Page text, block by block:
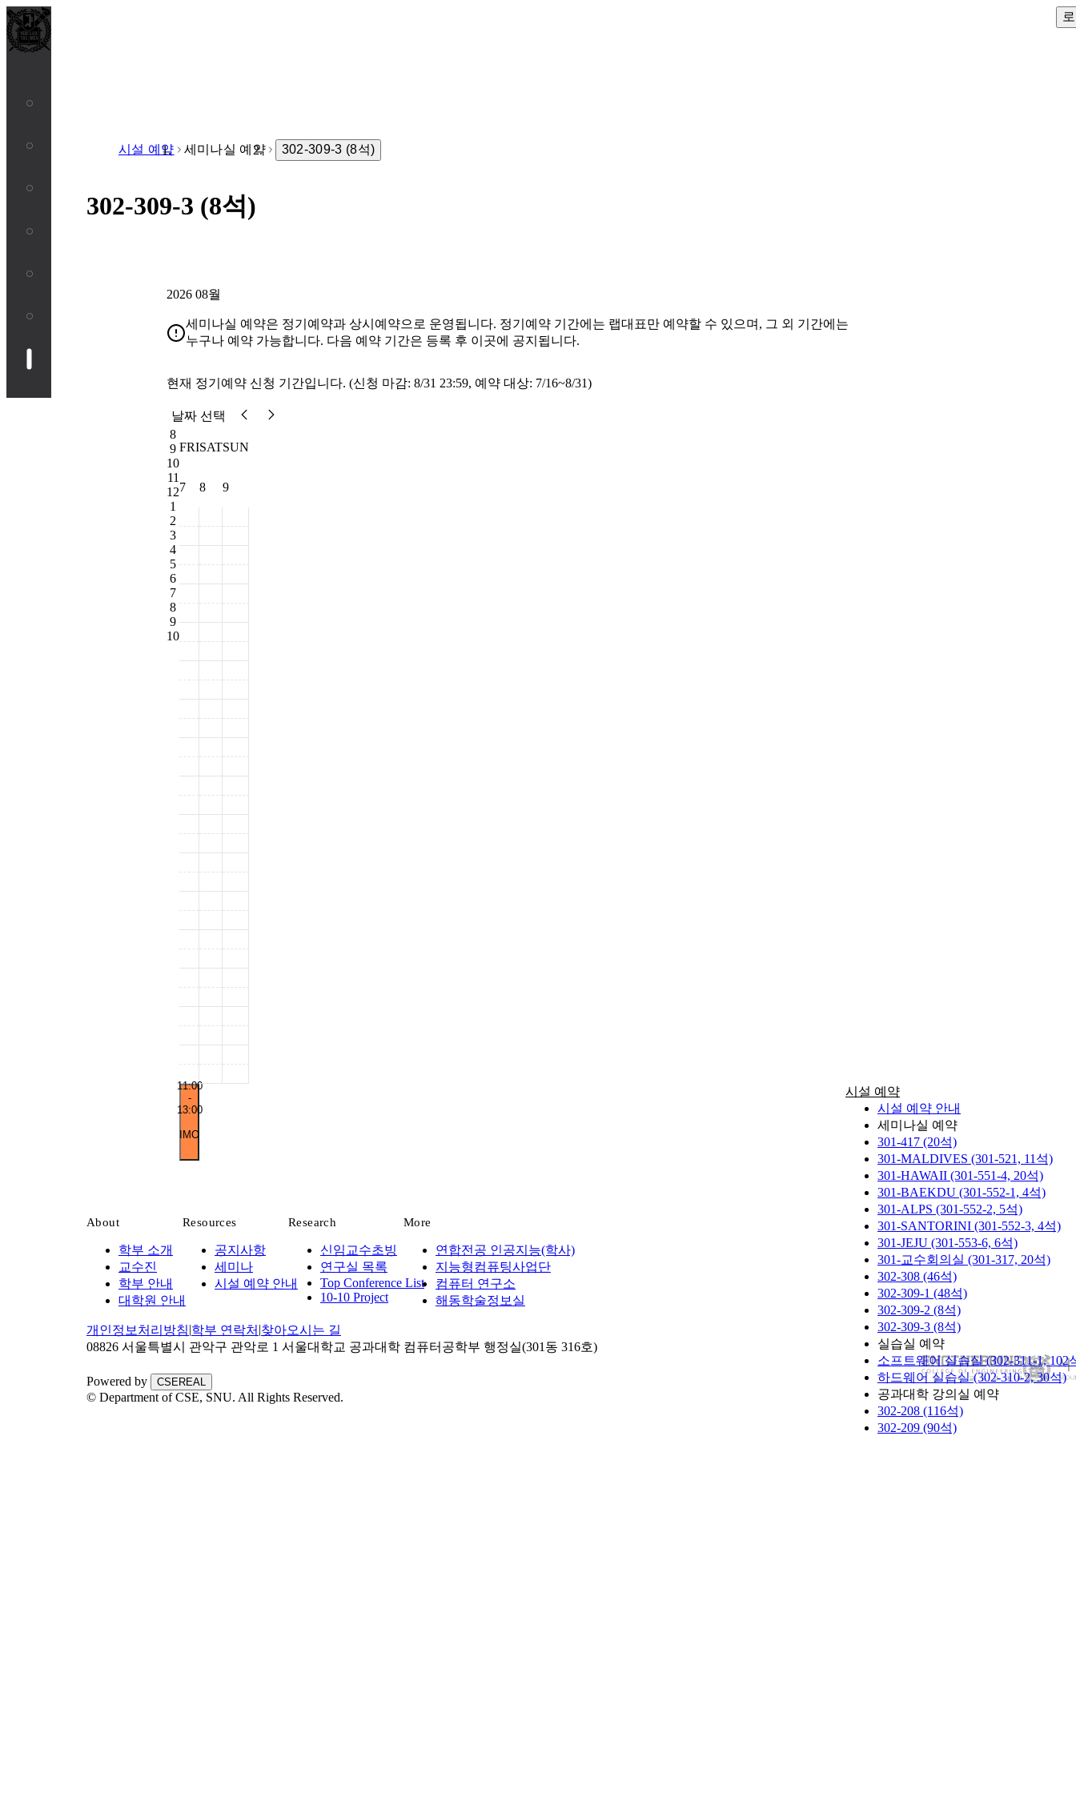
시설 예약 세미나실 예약 302-309-3 (8석)
302-309-3 (8석)
2026 08월
세미나실 예약은 정기예약과 상시예약으로 운영됩니다. 정기예약 기간에는 랩대표만 예약할 수 있으며, 그 외 기간에는
누구나 예약 가능합니다. 다음 예약 기간은 등록 후 이곳에 공지됩니다.
현재 정기예약 신청 기간입니다. (신청 마감: 8/31 23:59, 예약 대상: 7/16~8/31)
날짜 선택
8
9
10
11
12
1
2
3
4
5
6
7
8
9
10
FRI
7
11:00
-
13:00
IMO
SAT
8
SUN
9
시설 예약
시설 예약 안내
세미나실 예약
301-417 (20석)
301-MALDIVES (301-521, 11석)
301-HAWAII (301-551-4, 20석)
301-BAEKDU (301-552-1, 4석)
301-ALPS (301-552-2, 5석)
301-SANTORINI (301-552-3, 4석)
301-JEJU (301-553-6, 6석)
301-교수회의실 (301-317, 20석)
302-308 (46석)
302-309-1 (48석)
302-309-2 (8석)
302-309-3 (8석)
실습실 예약
소프트웨어 실습실(302-311-1, 102
하드웨어 실습실(302-310-2, 30석)
공과대학 강의실 예약
302-208 (116석)
302-209 (90석)
About
학부 소개
교수진
학부 안내
대학원 안내
Resources
공지사항
세미나
시설 예약 안내
Research
신임교수초빙
연구실 목록
Top Conference List
10-10 Project
More
연합전공 인공지능(학사)
지능형컴퓨팅사업단
컴퓨터 연구소
해동학술정보실
개인정보처리방침 학부 연락처 찾아오시는 길
08826 서울특별시 관악구 관악로 1 서울대학교 공과대학 컴퓨터공학부 행정실(301동 316호)
Powered by CSEREAL
© Department of CSE, SNU. All Rights Reserved.